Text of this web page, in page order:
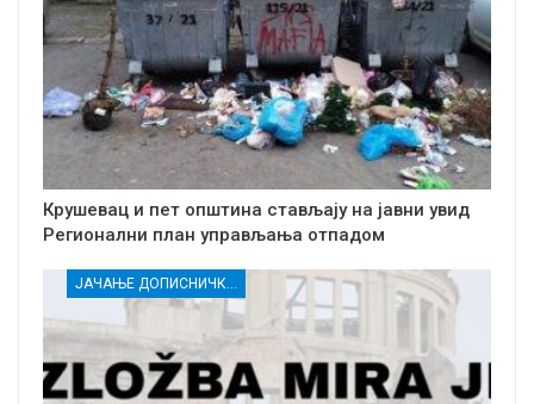
Крушевац и пет општина стављају на јавни увид
Регионални план управљања отпадом